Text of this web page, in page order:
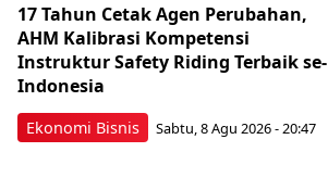
Ekonomi Bisnis
17 Tahun Cetak Agen Perubahan,
AHM Kalibrasi Kompetensi
Instruktur Safety Riding Terbaik se-
Indonesia
Sabtu, 8 Agu 2026 - 20:47